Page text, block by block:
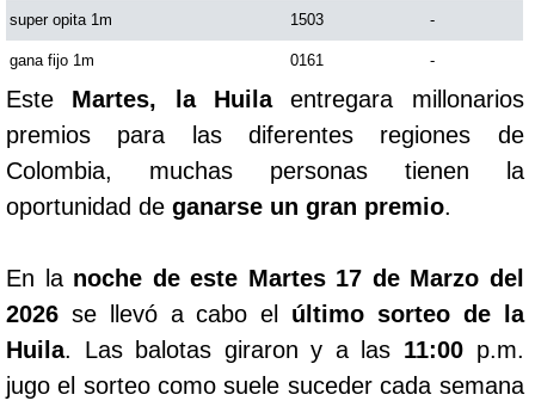
super opita 1m 1503 -
gana fijo 1m 0161 -
Este Martes, la Huilaentregara millonarios
premios para las diferentes regiones de
Colombia, muchas personas tienen la
oportunidad de ganarse un gran premio.
En la noche de este Martes 17 de Marzo del
2026 se llevó a cabo el último sorteo de la
Huila. Las balotas giraron y a las 11:00p.m.
jugo el sorteo como suele suceder cada semana